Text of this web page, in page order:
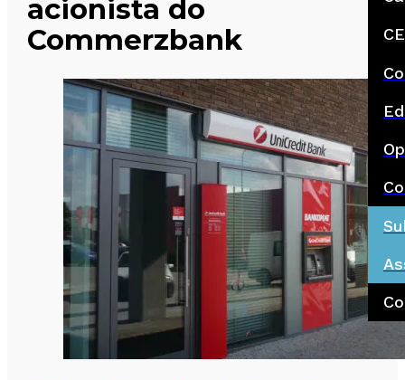
acionista do
Commerzbank